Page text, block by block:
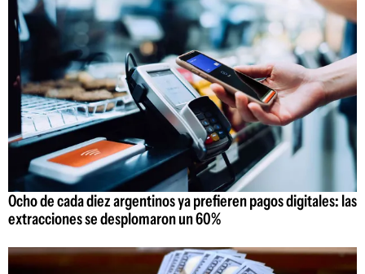
Ocho de cada diez argentinos ya prefieren pagos digitales: las
extracciones se desplomaron un 60%